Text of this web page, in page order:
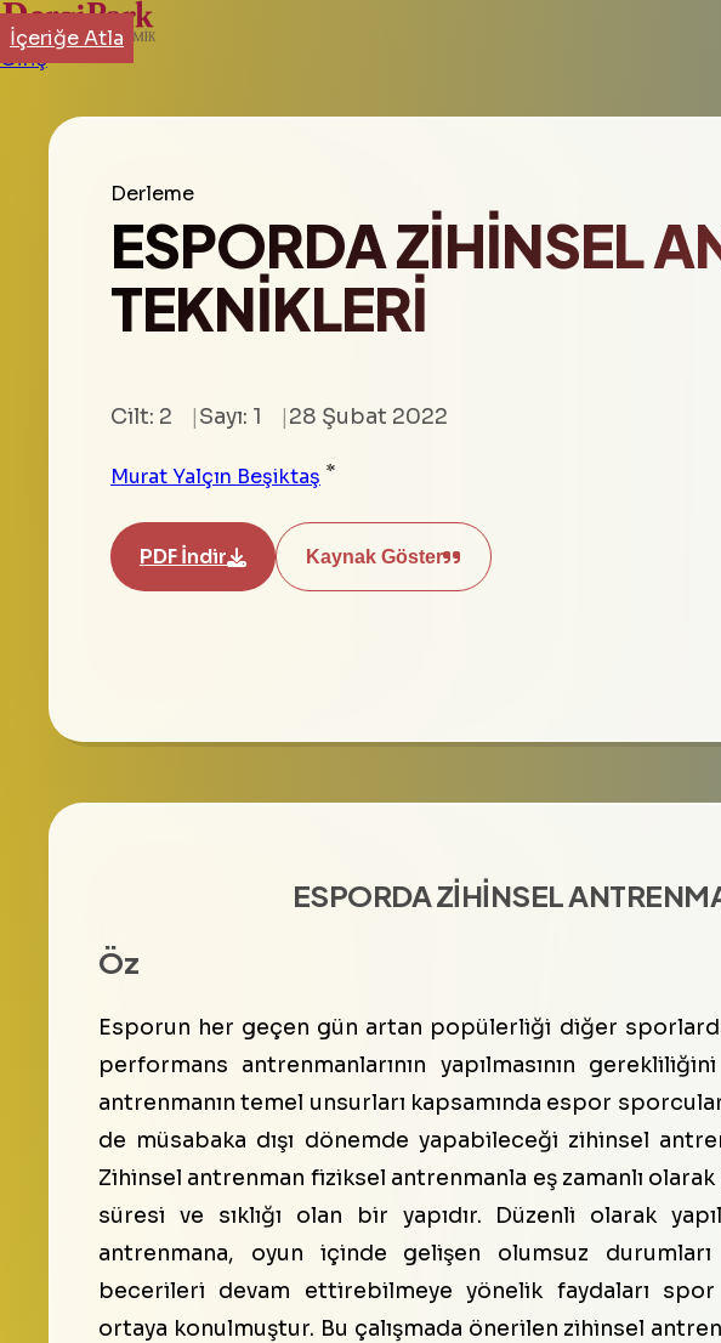
Giriş
Derleme
ESPORDA ZİHİNSEL
TEKNİKLERİ
Cilt: 2 Sayı: 1 28 Şubat 2022
Murat Yalçın Beşiktaş *
PDF İndir Kaynak Göster
İçeriğe Atla
ESPORDA ZİHİNSEL
Öz
Esporun her geçen gün artan popülerliği diğer
performans antrenmanlarının yapılmasının
antrenmanın temel unsurları kapsamında espor
de müsabaka dışı dönemde yapabileceği zihinsel
Zihinsel antrenman fiziksel antrenmanla eş zamanlı
süresi ve sıklığı olan bir yapıdır. Düzenli olarak
antrenmana, oyun içinde gelişen olumsuz
becerileri devam ettirebilmeye yönelik faydaları spor
ortaya konulmuştur. Bu çalışmada önerilen zihinsel